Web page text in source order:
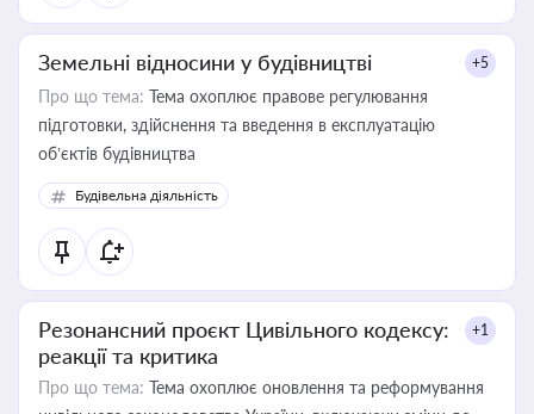
Земельні відносини у будівництві +5
Про що тема: Тема охоплює правове регулювання
підготовки, здійснення та введення в експлуатацію
об’єктів будівництва
Будівельна діяльність
Резонансний проєкт Цивільного кодексу:
реакції та критика
+1
Про що тема: Тема охоплює оновлення та реформування